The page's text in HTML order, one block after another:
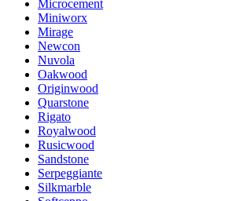
Microcement
Miniworx
Mirage
Newcon
Nuvola
Oakwood
Originwood
Quarstone
Rigato
Royalwood
Rusicwood
Sandstone
Serpeggiante
Silkmarble